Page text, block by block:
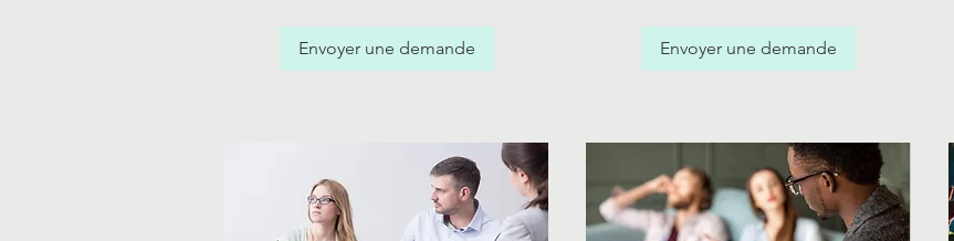
Envoyer une demande Envoyer une demande